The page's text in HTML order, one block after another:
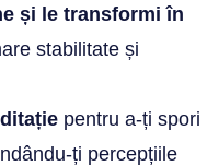
și le transformi în
stabilitate și
pentru a-ți spori
ți percepțiile